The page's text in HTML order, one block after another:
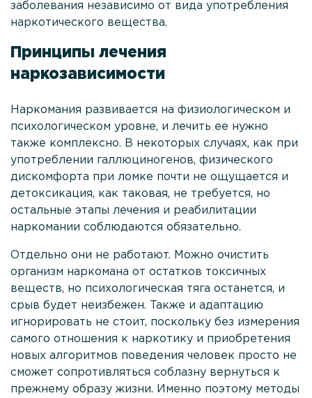
Лечение зависимости от бутирата
Лечение кокаиновой зависимости
Лечение зависимости от метамфетамина
Лечение зависимости от фенобарбитала
Лечение зависимости от спайса
Лечение зависимости от ЛСД
Реабилитация наркозависимости на Кипре
Наркологическая помощь
Консультация нарколога
Вызов нарколога на дом
Психологическая помощь
Лечение созависимости
заболевания независимо от вида употребления
наркотического вещества.
Принципы лечения
наркозависимости
Наркомания развивается на физиологическом и
психологическом уровне, и лечить ее нужно
также комплексно. В некоторых случаях, как при
употреблении галлюциногенов, физического
дискомфорта при ломке почти не ощущается и
детоксикация, как таковая, не требуется, но
остальные этапы лечения и реабилитации
наркомании соблюдаются обязательно.
Отдельно они не работают. Можно очистить
организм наркомана от остатков токсичных
веществ, но психологическая тяга останется, и
срыв будет неизбежен. Также и адаптацию
игнорировать не стоит, поскольку без измерения
самого отношения к наркотику и приобретения
новых алгоритмов поведения человек просто не
сможет сопротивляться соблазну вернуться к
прежнему образу жизни. Именно поэтому методы